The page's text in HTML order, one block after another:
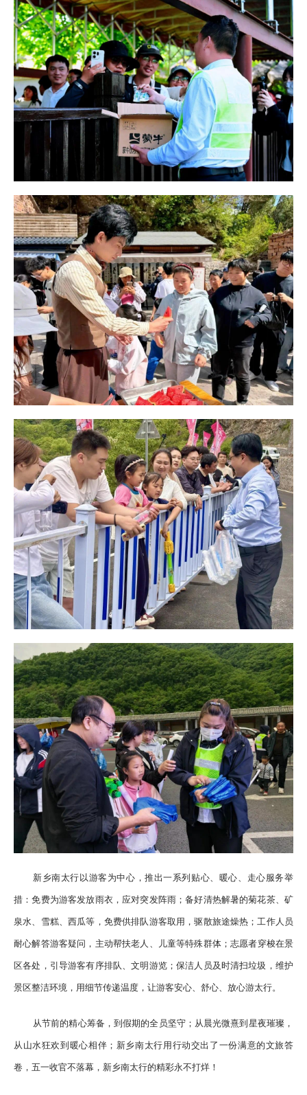
新乡南太行以游客为中心，推出一系列贴心、暖心、走心服务举
措：免费为游客发放雨衣，应对突发阵雨；备好清热解暑的菊花茶、矿
泉水、雪糕、西瓜等，免费供排队游客取用，驱散旅途燥热；工作人员
耐心解答游客疑问，主动帮扶老人、儿童等特殊群体；志愿者穿梭在景
区各处，引导游客有序排队、文明游览；保洁人员及时清扫垃圾，维护
景区整洁环境，用细节传递温度，让游客安心、舒心、放心游太行。
从节前的精心筹备，到假期的全员坚守；从晨光微熹到星夜璀璨，
从山水狂欢到暖心相伴；新乡南太行用行动交出了一份满意的文旅答
卷，五一收官不落幕，新乡南太行的精彩永不打烊！